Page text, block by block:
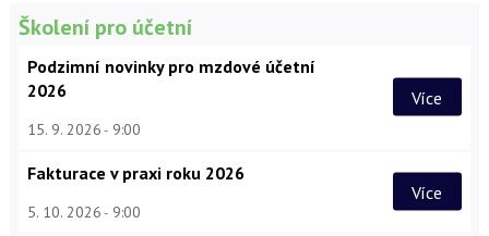
Školení pro účetní
Podzimní novinky pro mzdové účetní
2026
15. 9. 2026 9:00
Více
Fakturace v praxi roku 2026
5. 10. 2026 9:00
Více